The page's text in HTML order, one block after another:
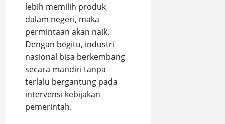
lebih memilih produk
dalam negeri, maka
permintaan akan naik.
Dengan begitu, industri
nasional bisa berkembang
secara mandiri tanpa
terlalu bergantung pada
intervensi kebijakan
pemerintah.